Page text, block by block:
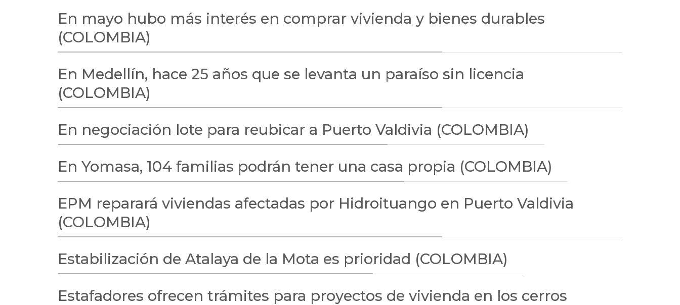
En mayo hubo más interés en comprar vivienda y bienes durables
(COLOMBIA)
En Medellín, hace 25 años que se levanta un paraíso sin licencia
(COLOMBIA)
En negociación lote para reubicar a Puerto Valdivia (COLOMBIA)
En Yomasa, 104 familias podrán tener una casa propia (COLOMBIA)
EPM reparará viviendas afectadas por Hidroituango en Puerto Valdivia
(COLOMBIA)
Estabilización de Atalaya de la Mota es prioridad (COLOMBIA)
Estafadores ofrecen trámites para proyectos de vivienda en los cerros